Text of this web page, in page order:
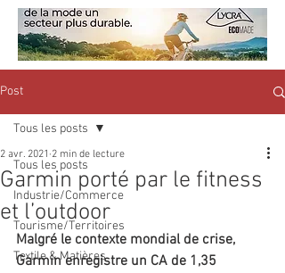
Post
Tous les posts
Industrie/Commerce
Tourisme/Territoires
Textile & Matières
Tous les posts
Garmin porté par le fitness
et l’outdoor
2 avr. 2021 2 min de lecture
Malgré le contexte mondial de crise,
Garmin enregistre un CA de 1,35